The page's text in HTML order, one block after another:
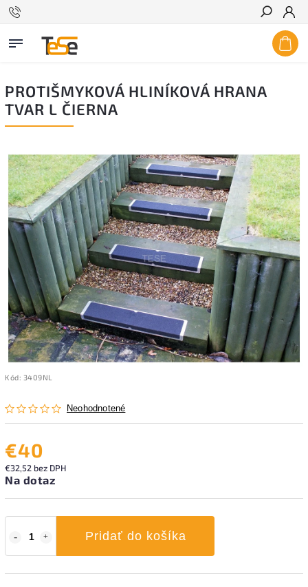
Hľadať
PROTIŠMYKOVÁ HLINÍKOVÁ HRANA
TVAR L ČIERNA
Kód: 3409NL
Neohodnotené
€40
€32,52 bez DPH
Na dotaz
Pridať do košíka